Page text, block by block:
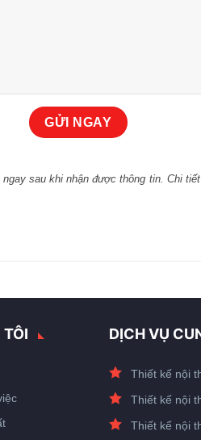
sau khi nhận được thông tin. Chi
TÔI DỊCH VỤ
Thiết kế nội
Thiết kế nội
Thiết kế nội